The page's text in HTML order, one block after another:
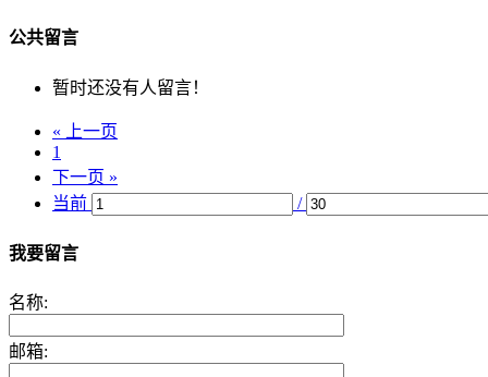
公共留言
暂时还没有人留言！
« 上一页
1
下一页 »
当前
/
我要留言
名称:
邮箱: